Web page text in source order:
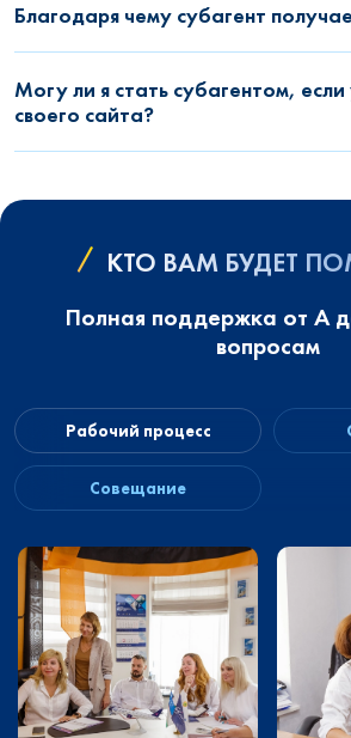
Благодаря чему субагент
Могу ли я стать субагентом, если
своего сайта?
КТО ВАМ БУДЕТ
Полная поддержка от А
вопросам
Рабочий процесс
Совещание